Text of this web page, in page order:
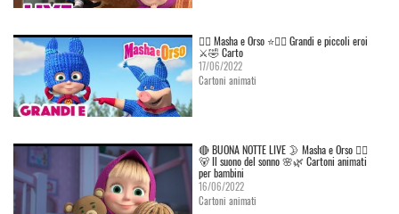
👱‍♀️ Masha e Orso ⭐🦸‍♀️ Grandi e piccoli eroi
⚔️🤣 Carto
17/06/2022
Cartoni animati
🔴 BUONA NOTTE LIVE 🌛 Masha e Orso 👱‍♀️
🐻 Il suono del sonno 🌸🌿 Cartoni animati
per bambini
16/06/2022
Cartoni animati